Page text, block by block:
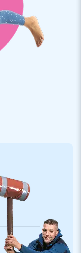
dostawy i
figurki, czy całej